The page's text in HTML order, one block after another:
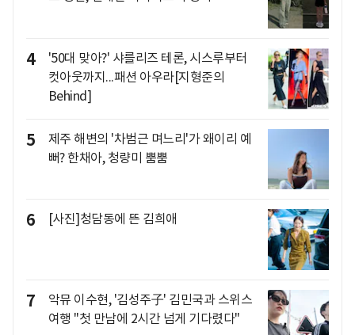
4
'50대 맞아?' 샤를리즈 테론, 시스루부터
컷아웃까지...패션 아우라[지형준의
Behind]
5
제주 해변의 '차범근 며느리'가 왜이리 예
뻐? 한채아, 청량미 뿜뿜
6 [사진]청담동에 뜬 김희애
7
악뮤 이수현, '김성주子' 김민국과 스위스
여행 "첫 만남에 2시간 넘게 기다렸다"